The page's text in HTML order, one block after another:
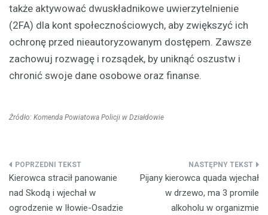
także aktywować dwuskładnikowe uwierzytelnienie
(2FA) dla kont społecznościowych, aby zwiększyć ich
ochronę przed nieautoryzowanym dostępem. Zawsze
zachowuj rozwagę i rozsądek, by uniknąć oszustw i
chronić swoje dane osobowe oraz finanse.
Źródło: Komenda Powiatowa Policji w Działdowie
Nawigacja
wpisu
Kierowca stracił panowanie
nad Skodą i wjechał w
ogrodzenie w Iłowie-Osadzie
Pijany kierowca quada wjechał
w drzewo, ma 3 promile
alkoholu w organizmie